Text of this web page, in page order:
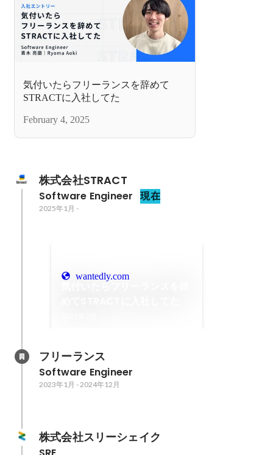
気付いたらフリーランスを辞めて
STRACTに入社してた
February 4, 2025
株式会社STRACT
Software Engineer 現在
2025年1月 -
wantedly.com
フリーランス
Software Engineer
2023年1月 - 2024年12月
株式会社スリーシェイク